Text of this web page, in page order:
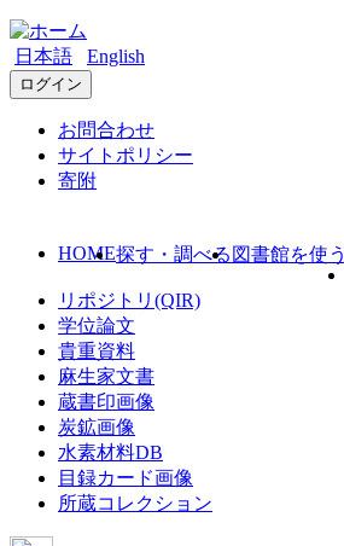
日本語 English
ログイン
お問合わせ
サイトポリシー
寄附
HOME探す・調べる 図書館を使う
リポジトリ(QIR)
学位論文
貴重資料
麻生家文書
蔵書印画像
炭鉱画像
水素材料DB
目録カード画像
所蔵コレクション